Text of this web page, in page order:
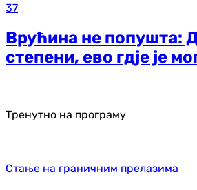
37
Врућина не попушта:
степени, ево гдје је
Тренутно на програму
Стање на граничним прелазима